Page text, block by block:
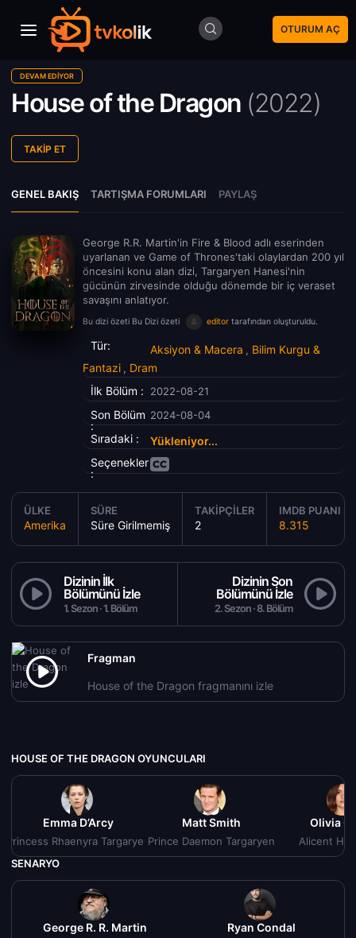
OTURUM AÇ
DEVAM EDIYOR
House of the Dragon (2022)
TAKIP ET
GENEL BAKIŞ TARTIŞMA FORUMLARI PAYLAŞ
George R.R. Martin'in Fire & Blood adlı eserinden
uyarlanan ve Game of Thrones'taki olaylardan 200 yıl
öncesini konu alan dizi, Targaryen Hanesi'nin
gücünün zirvesinde olduğu dönemde bir iç veraset
savaşını anlatıyor.
Bu dizi özeti Bu Dizi özeti editor tarafından oluşturuldu.
Tür: Aksiyon & Macera , Bilim Kurgu &
Fantazi , Dram
İlk Bölüm :
2022-08-21
Son Bölüm
:
2024-08-04
Sıradaki :
Yükleniyor...
Seçenekler
:
ÜLKE
Amerika
SÜRE
Süre Girilmemiş
TAKIPÇILER
2
IMDB PUANI
8.315
Dizinin İlk
Bölümünü İzle
1. Sezon · 1. Bölüm
Dizinin Son
Bölümünü İzle
2. Sezon · 8. Bölüm
Fragman
House of the Dragon fragmanını izle
HOUSE OF THE DRAGON OYUNCULARI
Emma D’Arcy
Princess Rhaenyra Targaryen
Matt Smith
Prince Daemon Targaryen
Olivia
Alicent
SENARYO
George R. R. Martin Ryan Condal